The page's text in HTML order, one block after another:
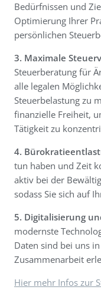
Bedürfnissen und
Optimierung Ihrer
persönlichen
3. Maximale
Steuerberatung für
alle legalen
Steuerbelastung zu
finanzielle Freiheit,
Tätigkeit zu
4.
tun haben und Zeit
aktiv bei der
sodass Sie sich auf
5. Digitalisierung
modernste
Daten sind bei uns
Zusammenarbeit
Hier mehr Infos zur